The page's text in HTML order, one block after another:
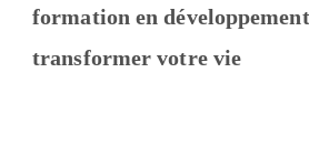
formation en
transformer votre vie